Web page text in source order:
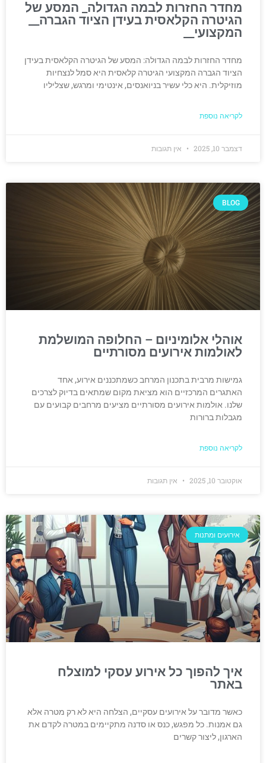
מחדר החזרות לבמה הגדולה_ המסע של
הגיטרה הקלאסית בעידן הציוד הגברה__
המקצועי__
מחדר החזרות לבמה הגדולה: המסע של הגיטרה הקלאסית בעידן
הציוד הגברה המקצועי הגיטרה קלאסית היא סמל לנצחיות
מוזיקלית. היא כלי עשיר בניואנסים, אינטימי ומרגש, שצליליו
לקריאה נוספת
דצמבר 10, 2025 אין תגובות
BLOG
אוהלי אלומיניום – החלופה המושלמת
לאולמות אירועים מסורתיים
גמישות מרבית בתכנון המרחב כשמתכננים אירוע, אחד
האתגרים המרכזיים הוא מציאת מקום שמתאים בדיוק לצרכים
שלנו. אולמות אירועים מסורתיים מציעים מרחבים קבועים עם
מגבלות ברורות
לקריאה נוספת
אוקטובר 10, 2025 אין תגובות
אירועים ומתנות
איך להפוך כל אירוע עסקי למוצלח
באתר
כאשר מדובר על אירועים עסקיים, הצלחה היא לא רק מטרה אלא
גם אמנות. כל מפגש, כנס או סדנה מתקיימים במטרה לקדם את
הארגון, ליצור קשרים